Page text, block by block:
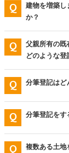
建物を増築し
か？
父親所有の既
どのような
分筆登記はど
分筆登記をす
複数ある土地